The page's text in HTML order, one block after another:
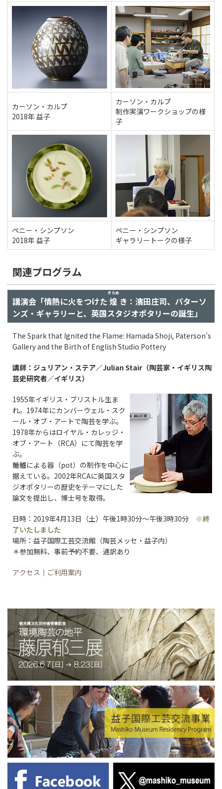
カーソン・カルプ
2018年 益子
カーソン・カルプ
制作実演ワークショップの様
子
ペニー・シンプソン
2018年 益子
ペニー・シンプソン
ギャラリートークの様子
関連プログラム
講演会「情熱に火をつけた 煌
きらめ
ンズ・ギャラリーと、英国スタジオポタリーの誕生」
The Spark that Ignited the Flame: Hamada Shoji, Paterson’s
Gallery and the Birth of English Studio Pottery
講師：ジュリアン・ステア／Julian Stair（陶芸家・イギリス陶
芸史研究者／イギリス）
1955年イギリス・ブリストル生ま
れ。1974年にカンバーウェル・スク
ール・オブ・アートで陶芸を学ぶ。
1978年からはロイヤル・カレッジ・
オブ・アート（RCA）にて陶芸を学
ぶ。
轆轤による器（pot）の制作を中心に
据えている。2002年RCAに英国スタ
ジオポタリーの歴史をテーマにした
論文を提出し、博士号を取得。
日時：2019年4月13日（土）午後1時30分～午後3時30分 ※終
了いたしました
場所：益子国際工芸交流館（陶芸メッセ・益子内）
＊参加無料、事前予約不要、通訳あり
アクセス ｜ ご利用案内